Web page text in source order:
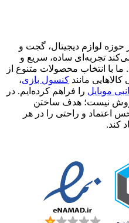
حوزه لوازم دیجیتال، گجت و
تجربه‌ای ساده، سریع و
ما با انتخاب محصولات متنوع از
مانند کنسول بازی،
موبایل را فراهم کرده‌ایم. در
نیست؛ هدف ساختن
اعتماد و راحتی را در هر
کند.